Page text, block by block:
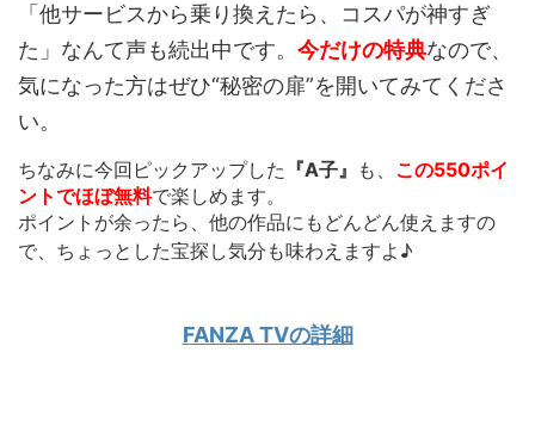
「他サービスから乗り換えたら、コスパが神すぎ
た」なんて声も続出中です。 今だけの特典なので、
気になった方はぜひ“秘密の扉”を開いてみてくださ
い。
ちなみに今回ピックアップした 『A子』 も、 この550ポイ
ントでほぼ無料で楽しめます。
ポイントが余ったら、他の作品にもどんどん使えますの
で、ちょっとした宝探し気分も味わえますよ♪
FANZA TVの詳細